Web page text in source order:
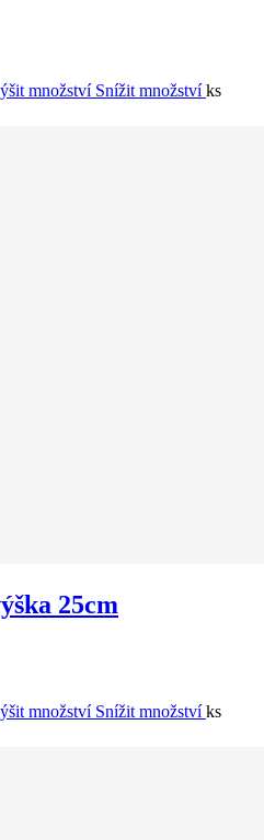
množství Snížit množstvíks
25cm
množství Snížit množstvíks